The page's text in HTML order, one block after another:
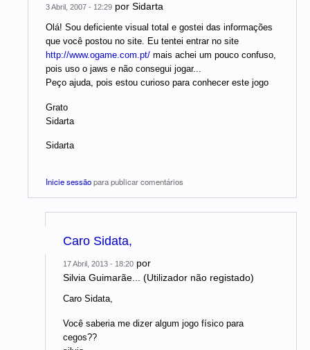
3 Abril, 2007 - 12:29 por Sidarta
Olá! Sou deficiente visual total e gostei das informações
que você postou no site. Eu tentei entrar no site
http://www.ogame.com.pt/ mais achei um pouco confuso,
pois uso o jaws e não consegui jogar...
Peço ajuda, pois estou curioso para conhecer este jogo
Grato
Sidarta
Sidarta
Inicie sessãopara publicar comentários
Caro Sidata,
17 Abril, 2013 - 18:20 por
Silvia Guimarãe... (Utilizador não registado)
Caro Sidata,
Você saberia me dizer algum jogo físico para
cegos??